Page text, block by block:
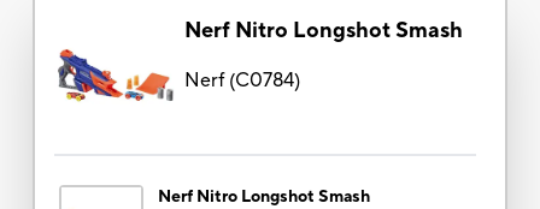
Nerf Nitro Longshot Smash
Nerf(C0784)
Nerf Nitro Longshot Smash